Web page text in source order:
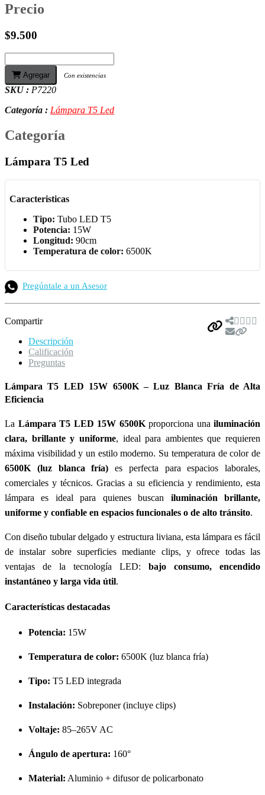
Precio
$9.500
Agregar Con existencias
SKU : P7220
Categoría : Lámpara T5 Led
Categoría
Lámpara T5 Led
Caracteristicas
Tipo: Tubo LED T5
Potencia: 15W
Longitud: 90cm
Temperatura de color: 6500K
Pregúntale a un Asesor
Compartir
Descripción
Calificación
Preguntas
Lámpara T5 LED 15W 6500K – Luz Blanca Fría de Alta
Eficiencia
La Lámpara T5 LED 15W 6500Kproporciona una iluminación
clara, brillante y uniforme, ideal para ambientes que requieren
máxima visibilidad y un estilo moderno. Su temperatura de color de
6500K (luz blanca fría) es perfecta para espacios laborales,
comerciales y técnicos. Gracias a su eficiencia y rendimiento, esta
lámpara es ideal para quienes buscan iluminación brillante,
uniforme y confiable en espacios funcionales o de alto tránsito.
Con diseño tubular delgado y estructura liviana, esta lámpara es fácil
de instalar sobre superficies mediante clips, y ofrece todas las
ventajas de la tecnología LED: bajo consumo, encendido
instantáneo y larga vida útil.
Características destacadas
Potencia: 15W
Temperatura de color: 6500K (luz blanca fría)
Tipo: T5 LED integrada
Instalación: Sobreponer (incluye clips)
Voltaje: 85–265V AC
Ángulo de apertura: 160°
Material: Aluminio + difusor de policarbonato